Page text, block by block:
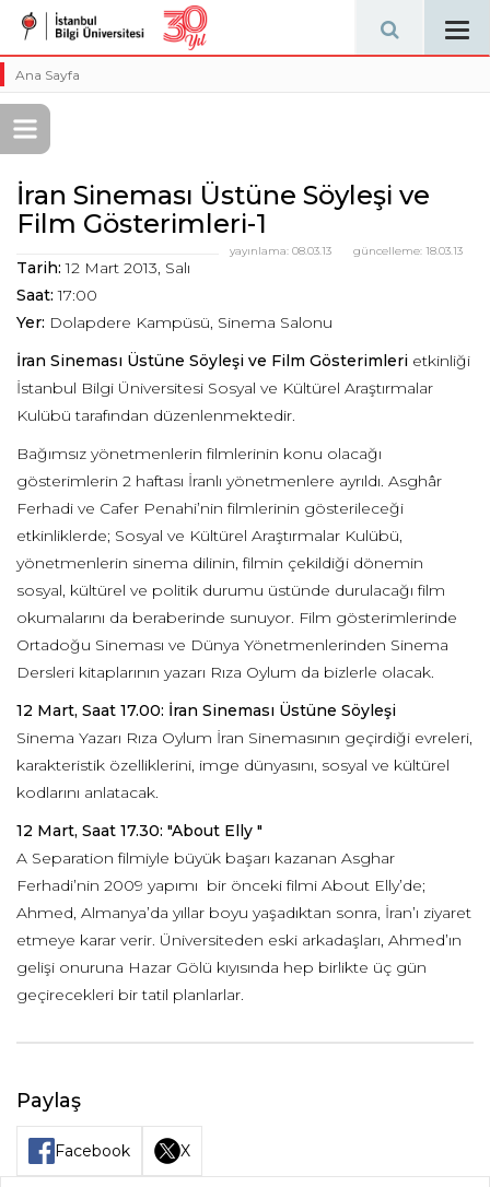
Ana Sayfa
İran Sineması Üstüne Söyleşi ve
Film Gösterimleri-1
güncelleme: 18.03.13
yayınlama: 08.03.13
Tarih: 12 Mart 2013, Salı
Saat: 17:00
Yer: Dolapdere Kampüsü, Sinema Salonu
İran Sineması Üstüne Söyleşi ve Film Gösterimleri etkinliği
İstanbul Bilgi Üniversitesi Sosyal ve Kültürel Araştırmalar
Kulübü tarafından düzenlenmektedir.
Bağımsız yönetmenlerin filmlerinin konu olacağı
gösterimlerin 2 haftası İranlı yönetmenlere ayrıldı. Asghâr
Ferhadi ve Cafer Penahi’nin filmlerinin gösterileceği
etkinliklerde; Sosyal ve Kültürel Araştırmalar Kulübü,
yönetmenlerin sinema dilinin, filmin çekildiği dönemin
sosyal, kültürel ve politik durumu üstünde durulacağı film
okumalarını da beraberinde sunuyor. Film gösterimlerinde
Ortadoğu Sineması ve Dünya Yönetmenlerinden Sinema
Dersleri kitaplarının yazarı Rıza Oylum da bizlerle olacak.
12 Mart, Saat 17.00: İran Sineması Üstüne Söyleşi
Sinema Yazarı Rıza Oylum İran Sinemasının geçirdiği evreleri,
karakteristik özelliklerini, imge dünyasını, sosyal ve kültürel
kodlarını anlatacak.
12 Mart, Saat 17.30: "About Elly "
A Separation filmiyle büyük başarı kazanan Asghar
Ferhadi’nin 2009 yapımı bir önceki filmi About Elly’de;
Ahmed, Almanya’da yıllar boyu yaşadıktan sonra, İran’ı ziyaret
etmeye karar verir. Üniversiteden eski arkadaşları, Ahmed’ın
gelişi onuruna Hazar Gölü kıyısında hep birlikte üç gün
geçirecekleri bir tatil planlarlar.
Paylaş
Facebook X